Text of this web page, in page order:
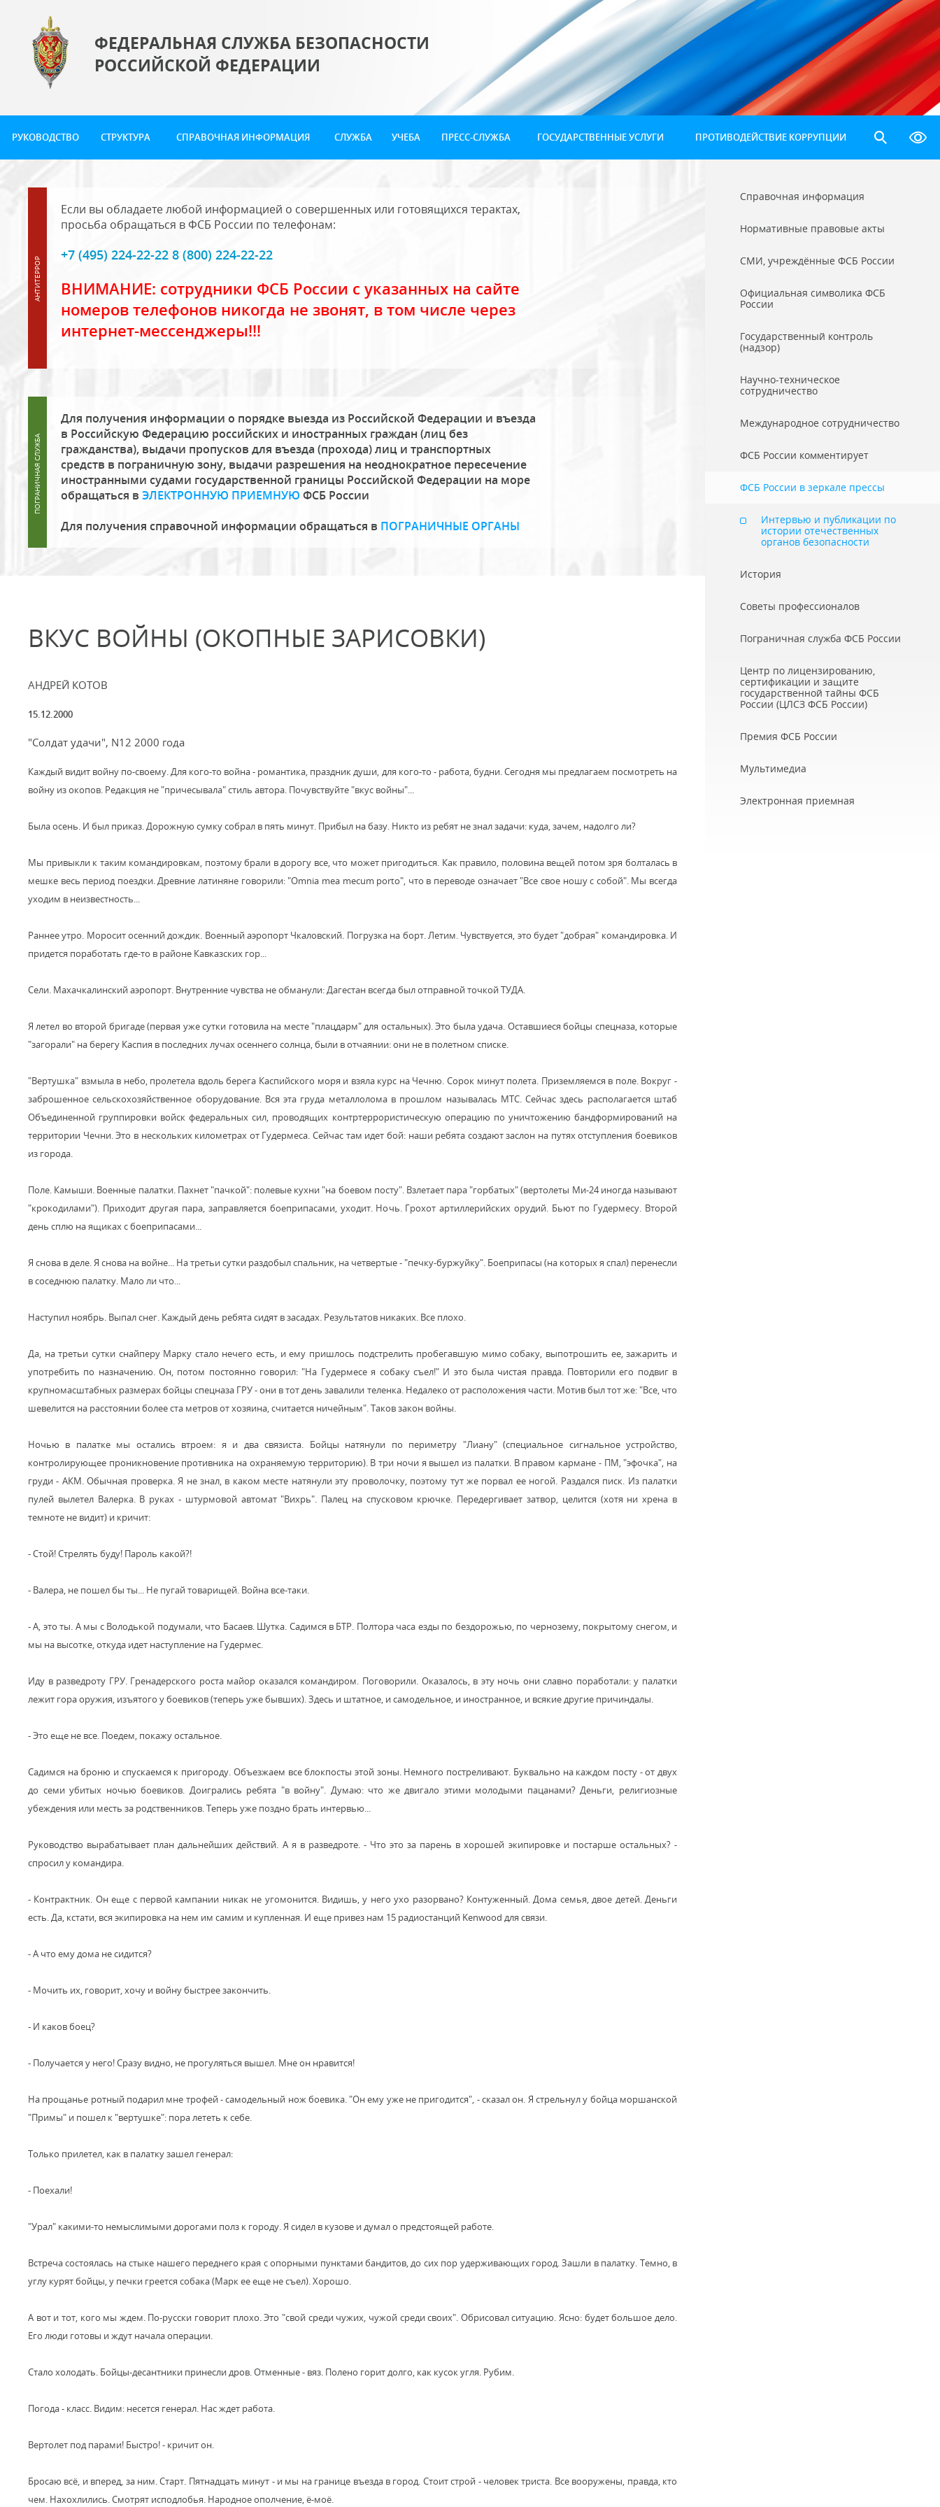
ФЕДЕРАЛЬНАЯ СЛУЖБА БЕЗОПАСНОСТИ
РОССИЙСКОЙ ФЕДЕРАЦИИ
РУКОВОДСТВО СТРУКТУРА СПРАВОЧНАЯ ИНФОРМАЦИЯ СЛУЖБА УЧЕБА ПРЕСС-СЛУЖБА ГОСУДАРСТВЕННЫЕ УСЛУГИ ПРОТИВОДЕЙСТВИЕ КОРРУПЦИИ
Если вы обладаете любой информацией о совершенных или готовящихся терактах,
просьба обращаться в ФСБ России по телефонам:
+7 (495) 224-22-22 8 (800) 224-22-22
ВНИМАНИЕ: сотрудники ФСБ России с указанных на сайте
номеров телефонов никогда не звонят, в том числе через
интернет-мессенджеры!!!
Для получения информации о порядке выезда из Российской Федерации и въезда
в Российскую Федерацию российских и иностранных граждан (лиц без
гражданства), выдачи пропусков для въезда (прохода) лиц и транспортных
средств в пограничную зону, выдачи разрешения на неоднократное пересечение
иностранными судами государственной границы Российской Федерации на море
обращаться в ЭЛЕКТРОННУЮ ПРИЕМНУЮ ФСБ России
Для получения справочной информации обращаться в ПОГРАНИЧНЫЕ ОРГАНЫ
ВКУС ВОЙНЫ (ОКОПНЫЕ ЗАРИСОВКИ)
АНДРЕЙ КОТОВ
15.12.2000
"Солдат удачи", N12 2000 года
Каждый видит войну по-своему. Для кого-то война - романтика, праздник души, для кого-то - работа, будни. Сегодня мы предлагаем посмотреть на
войну из окопов. Редакция не "причесывала" стиль автора. Почувствуйте "вкус войны"...
Была осень. И был приказ. Дорожную сумку собрал в пять минут. Прибыл на базу. Никто из ребят не знал задачи: куда, зачем, надолго ли?
Мы привыкли к таким командировкам, поэтому брали в дорогу все, что может пригодиться. Как правило, половина вещей потом зря болталась в
мешке весь период поездки. Древние латиняне говорили: "Omnia mea mecum porto", что в переводе означает "Все свое ношу с собой". Мы всегда
уходим в неизвестность...
Раннее утро. Моросит осенний дождик. Военный аэропорт Чкаловский. Погрузка на борт. Летим. Чувствуется, это будет "добрая" командировка. И
придется поработать где-то в районе Кавказских гор...
Сели. Махачкалинский аэропорт. Внутренние чувства не обманули: Дагестан всегда был отправной точкой ТУДА.
Я летел во второй бригаде (первая уже сутки готовила на месте "плацдарм" для остальных). Это была удача. Оставшиеся бойцы спецназа, которые
"загорали" на берегу Каспия в последних лучах осеннего солнца, были в отчаянии: они не в полетном списке.
"Вертушка" взмыла в небо, пролетела вдоль берега Каспийского моря и взяла курс на Чечню. Сорок минут полета. Приземляемся в поле. Вокруг -
заброшенное сельскохозяйственное оборудование. Вся эта груда металлолома в прошлом называлась МТС. Сейчас здесь располагается штаб
Объединенной группировки войск федеральных сил, проводящих контртеррористическую операцию по уничтожению бандформирований на
территории Чечни. Это в нескольких километрах от Гудермеса. Сейчас там идет бой: наши ребята создают заслон на путях отступления боевиков
из города.
Поле. Камыши. Военные палатки. Пахнет "пачкой": полевые кухни "на боевом посту". Взлетает пара "горбатых" (вертолеты Ми-24 иногда называют
"крокодилами"). Приходит другая пара, заправляется боеприпасами, уходит. Ночь. Грохот артиллерийских орудий. Бьют по Гудермесу. Второй
день сплю на ящиках с боеприпасами...
Я снова в деле. Я снова на войне... На третьи сутки раздобыл спальник, на четвертые - "печку-буржуйку". Боеприпасы (на которых я спал) перенесли
в соседнюю палатку. Мало ли что...
Наступил ноябрь. Выпал снег. Каждый день ребята сидят в засадах. Результатов никаких. Все плохо.
Да, на третьи сутки снайперу Марку стало нечего есть, и ему пришлось подстрелить пробегавшую мимо собаку, выпотрошить ее, зажарить и
употребить по назначению. Он, потом постоянно говорил: "На Гудермесе я собаку съел!" И это была чистая правда. Повторили его подвиг в
крупномасштабных размерах бойцы спецназа ГРУ - они в тот день завалили теленка. Недалеко от расположения части. Мотив был тот же: "Все, что
шевелится на расстоянии более ста метров от хозяина, считается ничейным". Таков закон войны.
Ночью в палатке мы остались втроем: я и два связиста. Бойцы натянули по периметру "Лиану" (специальное сигнальное устройство,
контролирующее проникновение противника на охраняемую территорию). В три ночи я вышел из палатки. В правом кармане - ПМ, "эфочка", на
груди - АКМ. Обычная проверка. Я не знал, в каком месте натянули эту проволочку, поэтому тут же порвал ее ногой. Раздался писк. Из палатки
пулей вылетел Валерка. B руках - штурмовой автомат "Вихрь". Палец на спусковом крючке. Передергивает затвор, целится (хотя ни хрена в
темноте не видит) и кричит:
- Стой! Стрелять буду! Пароль какой?!
- Валера, не пошел бы ты... Не пугай товарищей. Война все-таки.
- А, это ты. А мы с Володькой подумали, что Басаев. Шутка. Садимся в БТР. Полтора часа езды по бездорожью, по чернозему, покрытому снегом, и
мы на высотке, откуда идет наступление на Гудермес.
Иду в разведроту ГРУ. Гренадерского роста майор оказался командиром. Поговорили. Оказалось, в эту ночь они славно поработали: у палатки
лежит гора оружия, изъятого у боевиков (теперь уже бывших). Здесь и штатное, и самодельное, и иностранное, и всякие другие причиндалы.
- Это еще не все. Поедем, покажу остальное.
Садимся на броню и спускаемся к пригороду. Объезжаем все блокпосты этой зоны. Немного постреливают. Буквально на каждом посту - от двух
до семи убитых ночью боевиков. Доигрались ребята "в войну". Думаю: что же двигало этими молодыми пацанами? Деньги, религиозные
убеждения или месть за родственников. Теперь уже поздно брать интервью...
Руководство вырабатывает план дальнейших действий. А я в разведроте. - Что это за парень в хорошей экипировке и постарше остальных? -
спросил у командира.
- Контрактник. Он еще с первой кампании никак не угомонится. Видишь, у него ухо разорвано? Контуженный. Дома семья, двое детей. Деньги
есть. Да, кстати, вся экипировка на нем им самим и купленная. И еще привез нам 15 радиостанций Kenwood для связи.
- А что ему дома не сидится?
- Мочить их, говорит, хочу и войну быстрее закончить.
- И каков боец?
- Получается у него! Сразу видно, не прогуляться вышел. Мне он нравится!
На прощанье ротный подарил мне трофей - самодельный нож боевика. "Он ему уже не пригодится", - сказал он. Я стрельнул у бойца моршанской
"Примы" и пошел к "вертушке": пора лететь к себе.
Только прилетел, как в палатку зашел генерал:
- Поехали!
"Урал" какими-то немыслимыми дорогами полз к городу. Я сидел в кузове и думал о предстоящей работе.
Встреча состоялась на стыке нашего переднего края с опорными пунктами бандитов, до сих пор удерживающих город. Зашли в палатку. Темно, в
углу курят бойцы, у печки греется собака (Марк ее еще не съел). Хорошо.
А вот и тот, кого мы ждем. По-русски говорит плохо. Это "свой среди чужих, чужой среди своих". Обрисовал ситуацию. Ясно: будет большое дело.
Его люди готовы и ждут начала операции.
Стало холодать. Бойцы-десантники принесли дров. Отменные - вяз. Полено горит долго, как кусок угля. Рубим.
Погода - класс. Видим: несется генерал. Нас ждет работа.
Вертолет под парами! Быстро! - кричит он.
Бросаю всё, и вперед, за ним. Старт. Пятнадцать минут - и мы на границе въезда в город. Стоит строй - человек триста. Все вооружены, правда, кто
чем. Нахохлились. Смотрят исподлобья. Народное ополчение, ё-моё.
Справочная информация
Нормативные правовые акты
СМИ, учреждённые ФСБ России
Официальная символика ФСБ
России
Государственный контроль
(надзор)
Научно-техническое
сотрудничество
Международное сотрудничество
ФСБ России комментирует
ФСБ России в зеркале прессы
Интервью и публикации по
истории отечественных
органов безопасности
История
Советы профессионалов
Пограничная служба ФСБ России
Центр по лицензированию,
сертификации и защите
государственной тайны ФСБ
России (ЦЛСЗ ФСБ России)
Премия ФСБ России
Мультимедиа
Электронная приемная